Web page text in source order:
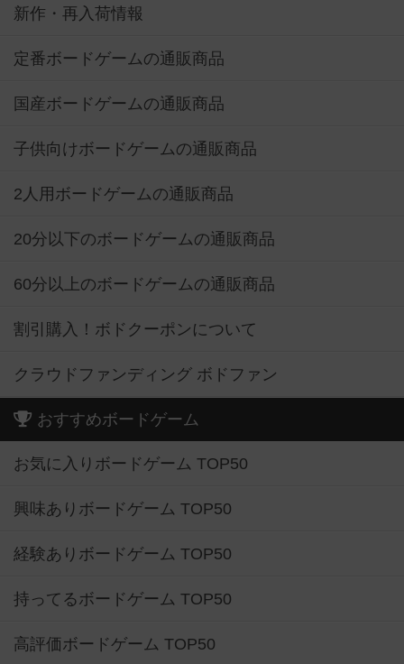
新作・再入荷情報
定番ボードゲームの通販商品
国産ボードゲームの通販商品
子供向けボードゲームの通販商品
2人用ボードゲームの通販商品
20分以下のボードゲームの通販商品
60分以上のボードゲームの通販商品
割引購入！ボドクーポンについて
クラウドファンディング ボドファン
おすすめボードゲーム
お気に入りボードゲーム TOP50
興味ありボードゲーム TOP50
経験ありボードゲーム TOP50
持ってるボードゲーム TOP50
高評価ボードゲーム TOP50